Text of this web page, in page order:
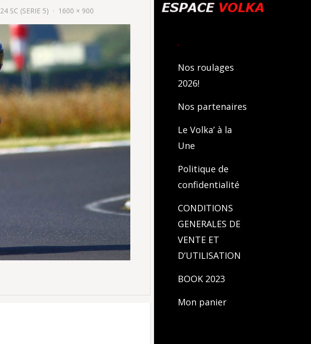
SC (SERIE 5) 1600 × 900
.
Nos roulages
2026!
Nos partenaires
Le Volka’ à la
Une
Politique de
confidentialité
CONDITIONS
GENERALES DE
VENTE ET
D’UTILISATION
BOOK 2023
Mon panier